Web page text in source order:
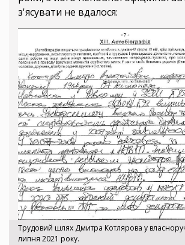
з'ясувати не вдалося:
Трудовий шлях Дмитра Котлярова у
липня 2021 року.